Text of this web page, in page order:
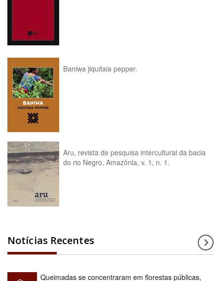
Baniwa jiquitaia pepper.
Aru, revista de pesquisa intercultural da bacia
do rio Negro, Amazônia, v. 1, n. 1.
Notícias Recentes
Queimadas se concentraram em florestas públicas,